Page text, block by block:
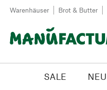
Zum Inhalt springen
Warenhäuser Brot & Butter
SALE NEU